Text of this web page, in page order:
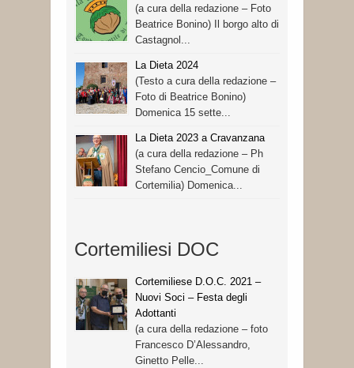
(a cura della redazione – Foto
Beatrice Bonino) Il borgo alto di
Castagnol...
La Dieta 2024
(Testo a cura della redazione –
Foto di Beatrice Bonino)
Domenica 15 sette...
La Dieta 2023 a Cravanzana
(a cura della redazione – Ph
Stefano Cencio_Comune di
Cortemilia) Domenica...
Cortemiliesi DOC
Cortemiliese D.O.C. 2021 –
Nuovi Soci – Festa degli
Adottanti
(a cura della redazione – foto
Francesco D’Alessandro,
Ginetto Pelle...